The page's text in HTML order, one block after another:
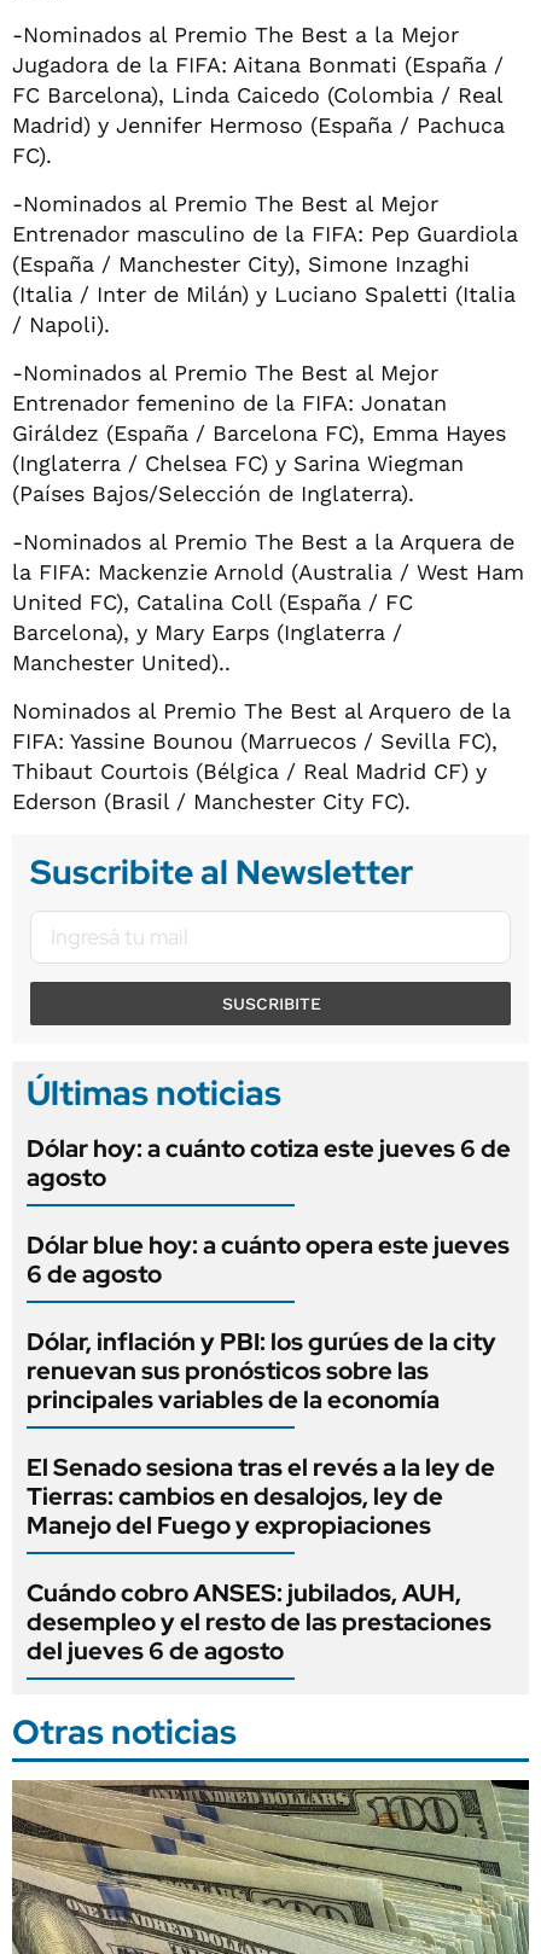
-Nominados al Premio The Best a la Mejor
Jugadora de la FIFA: Aitana Bonmati (España /
FC Barcelona), Linda Caicedo (Colombia / Real
Madrid) y Jennifer Hermoso (España / Pachuca
FC).
-Nominados al Premio The Best al Mejor
Entrenador masculino de la FIFA: Pep Guardiola
(España / Manchester City), Simone Inzaghi
(Italia / Inter de Milán) y Luciano Spaletti (Italia
/ Napoli).
-Nominados al Premio The Best al Mejor
Entrenador femenino de la FIFA: Jonatan
Giráldez (España / Barcelona FC), Emma Hayes
(Inglaterra / Chelsea FC) y Sarina Wiegman
(Países Bajos/Selección de Inglaterra).
-Nominados al Premio The Best a la Arquera de
la FIFA: Mackenzie Arnold (Australia / West Ham
United FC), Catalina Coll (España / FC
Barcelona), y Mary Earps (Inglaterra /
Manchester United)..
Nominados al Premio The Best al Arquero de la
FIFA: Yassine Bounou (Marruecos / Sevilla FC),
Thibaut Courtois (Bélgica / Real Madrid CF) y
Ederson (Brasil / Manchester City FC).
Suscribite al Newsletter
SUSCRIBITE
Últimas noticias
Dólar hoy: a cuánto cotiza este jueves 6 de
agosto
Dólar blue hoy: a cuánto opera este jueves
6 de agosto
Dólar, inflación y PBI: los gurúes de la city
renuevan sus pronósticos sobre las
principales variables de la economía
El Senado sesiona tras el revés a la ley de
Tierras: cambios en desalojos, ley de
Manejo del Fuego y expropiaciones
Cuándo cobro ANSES: jubilados, AUH,
desempleo y el resto de las prestaciones
del jueves 6 de agosto
Otras noticias